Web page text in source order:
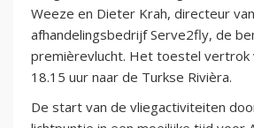
Weeze en Dieter Krah, directeur
afhandelingsbedrijf Serve2fly, de
premièrevlucht. Het toestel vertrok
18.15 uur naar de Turkse Rivièra.
De start van de vliegactiviteiten